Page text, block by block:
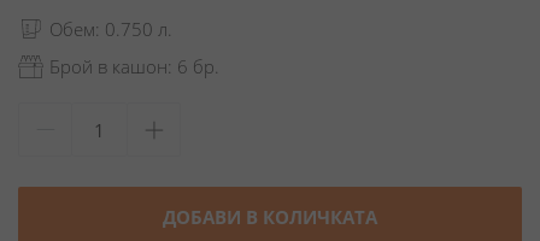
Обем: 0.750 л.
Брой в кашон: 6 бр.
ДОБАВИ В КОЛИЧКАТА